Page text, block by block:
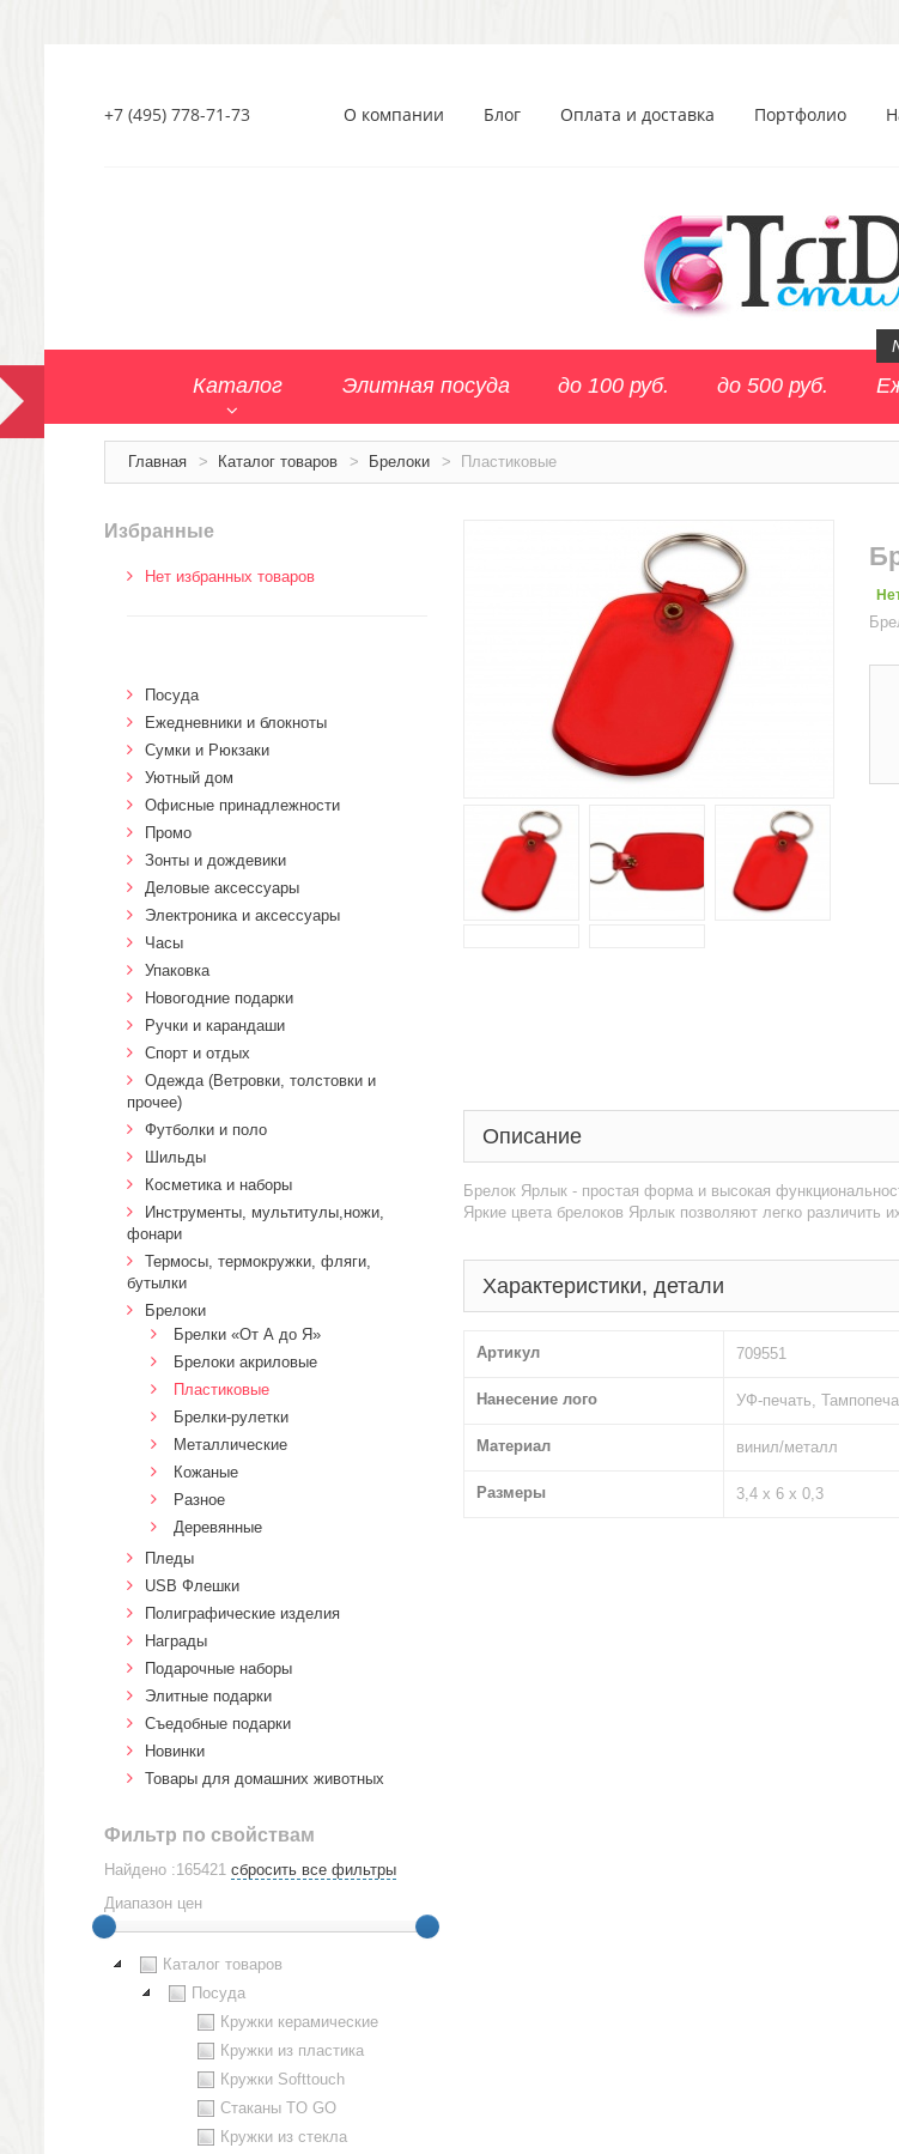
+7 (495) 778-71-73 О компании Блог Оплата и доставка Портфолио
Каталог Элитная посуда до 100 руб. до 500 руб.
Главная > Каталог товаров > Брелоки > Пластиковые
Описание
Брелок Ярлык - простая форма и высокая
Яркие цвета брелоков Ярлык позволяют легко различить
Характеристики, детали
Артикул 709551
Нанесение лого УФ-печать,
Материал винил/металл
Размеры 3,4 х 6 х 0,3
Избранные
Нет избранных товаров
Посуда
Ежедневники и блокноты
Сумки и Рюкзаки
Уютный дом
Офисные принадлежности
Промо
Зонты и дождевики
Деловые аксессуары
Электроника и аксессуары
Часы
Упаковка
Новогодние подарки
Ручки и карандаши
Спорт и отдых
Одежда (Ветровки, толстовки и
прочее)
Футболки и поло
Шильды
Косметика и наборы
Инструменты, мультитулы,ножи,
фонари
Термосы, термокружки, фляги,
бутылки
Брелоки
Брелки «От А до Я»
Брелоки акриловые
Пластиковые
Брелки-рулетки
Металлические
Кожаные
Разное
Деревянные
Пледы
USB Флешки
Полиграфические изделия
Награды
Подарочные наборы
Элитные подарки
Cъедобные подарки
Новинки
Товары для домашних животных
Фильтр по свойствам
Найдено :165421 сбросить все фильтры
Диапазон цен
Каталог товаров
Посуда
Кружки керамические
Кружки из пластика
Кружки Softtouch
Стаканы TO GO
Кружки из стекла